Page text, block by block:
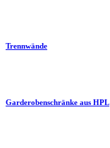
Trennwände
Garderobenschränke aus HPL